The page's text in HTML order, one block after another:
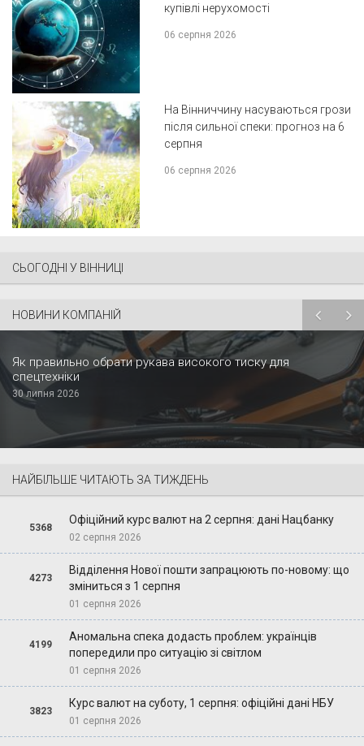
купівлі нерухомості
06 серпня 2026
На Вінниччину насуваються грози
після сильної спеки: прогноз на 6
серпня
06 серпня 2026
СЬОГОДНІ У ВІННИЦІ
НОВИНИ КОМПАНІЙ
Як правильно обрати рукава високого тиску для
спецтехніки
30 липня 2026
НАЙБІЛЬШЕ ЧИТАЮТЬ ЗА ТИЖДЕНЬ
5368
Офіційний курс валют на 2 серпня: дані Нацбанку
02 серпня 2026
4273
Відділення Нової пошти запрацюють по-новому: що
зміниться з 1 серпня
01 серпня 2026
4199
Аномальна спека додасть проблем: українців
попередили про ситуацію зі світлом
01 серпня 2026
3823
Курс валют на суботу, 1 серпня: офіційні дані НБУ
01 серпня 2026